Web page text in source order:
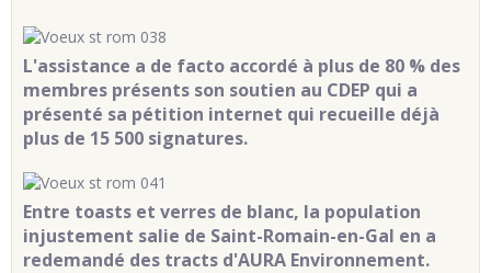
L'assistance a de facto accordé à plus de 80 % des
membres présents son soutien au CDEP qui a
présenté sa pétition internet qui recueille déjà
plus de 15 500 signatures.
Entre toasts et verres de blanc, la population
injustement salie de Saint-Romain-en-Gal en a
redemandé des tracts d'AURA Environnement.